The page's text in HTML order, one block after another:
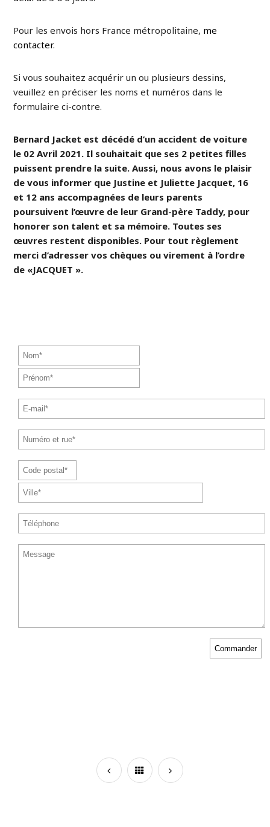
Pour les envois hors France métropolitaine, me
contacter.
Si vous souhaitez acquérir un ou plusieurs dessins,
veuillez en préciser les noms et numéros dans le
formulaire ci-contre.
Bernard Jacket est décédé d’un accident de voiture
le 02 Avril 2021. Il souhaitait que ses 2 petites filles
puissent prendre la suite. Aussi, nous avons le plaisir
de vous informer que Justine et Juliette Jacquet, 16
et 12 ans accompagnées de leurs parents
poursuivent l’œuvre de leur Grand-père Taddy, pour
honorer son talent et sa mémoire. Toutes ses
œuvres restent disponibles. Pour tout règlement
merci d’adresser vos chèques ou virement à l’ordre
de «JACQUET ».